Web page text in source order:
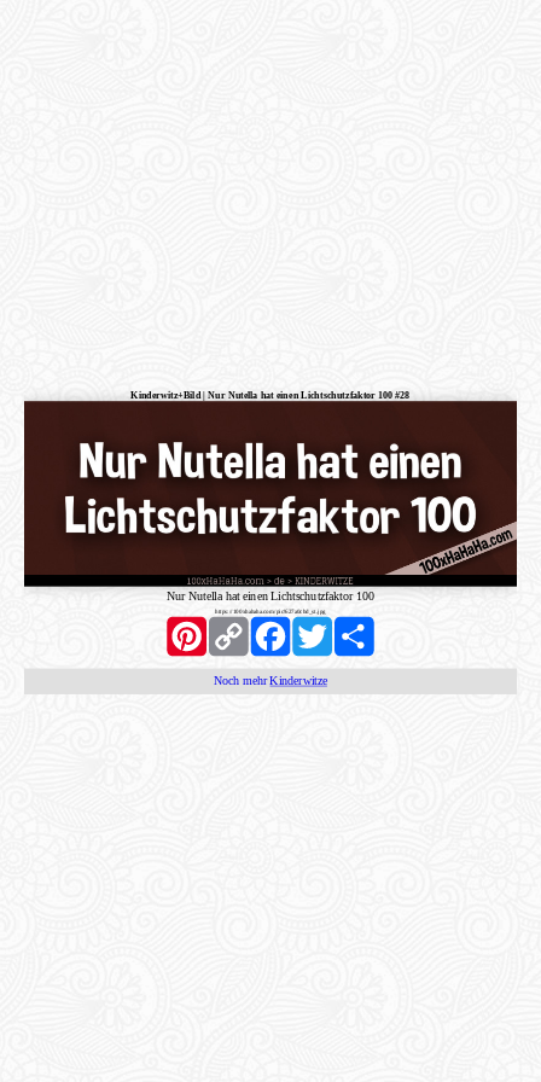
Kinderwitz+Bild | Nur Nutella hat einen Lichtschutzfaktor 100 #28
Nur Nutella hat einen Lichtschutzfaktor 100
https://100xhahaha.com/pic!627a0cbd_st.jpg
PinterestCopy
Link
FacebookTwitter Share
Noch mehrKinderwitze